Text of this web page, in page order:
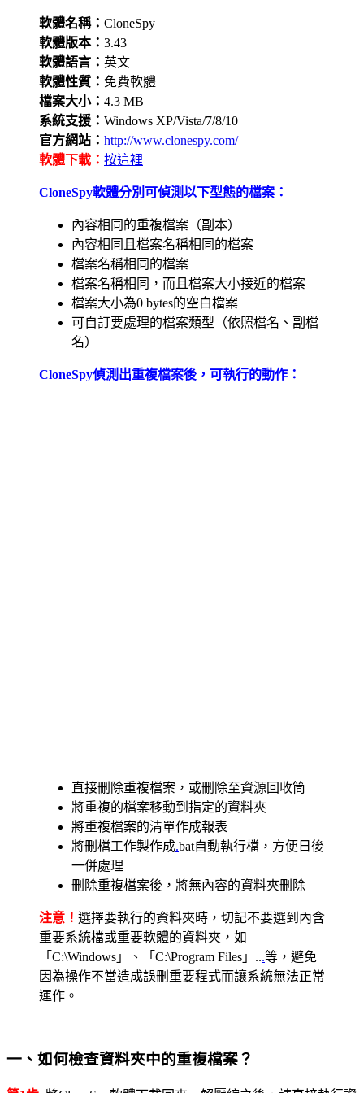
軟體名稱： CloneSpy
軟體版本： 3.43
軟體語言： 英文
軟體性質： 免費軟體
檔案大小： 4.3 MB
系統支援： Windows XP/Vista/7/8/10
官方網站： http://www.clonespy.com/
軟體下載： 按這裡
CloneSpy軟體分別可偵測以下型態的檔案：
內容相同的重複檔案（副本）
內容相同且檔案名稱相同的檔案
檔案名稱相同的檔案
檔案名稱相同，而且檔案大小接近的檔案
檔案大小為0 bytes的空白檔案
可自訂要處理的檔案類型（依照檔名、副檔
名）
CloneSpy偵測出重複檔案後，可執行的動作：
直接刪除重複檔案，或刪除至資源回收筒
將重複的檔案移動到指定的資料夾
將重複檔案的清單作成報表
將刪檔工作製作成.bat自動執行檔，方便日後
一併處理
刪除重複檔案後，將無內容的資料夾刪除
注意！ 選擇要執行的資料夾時，切記不要選到內含
重要系統檔或重要軟體的資料夾，如
「C:\Windows」、「C:\Program Files」...等，避免
因為操作不當造成誤刪重要程式而讓系統無法正常
運作。
一、如何檢查資料夾中的重複檔案？